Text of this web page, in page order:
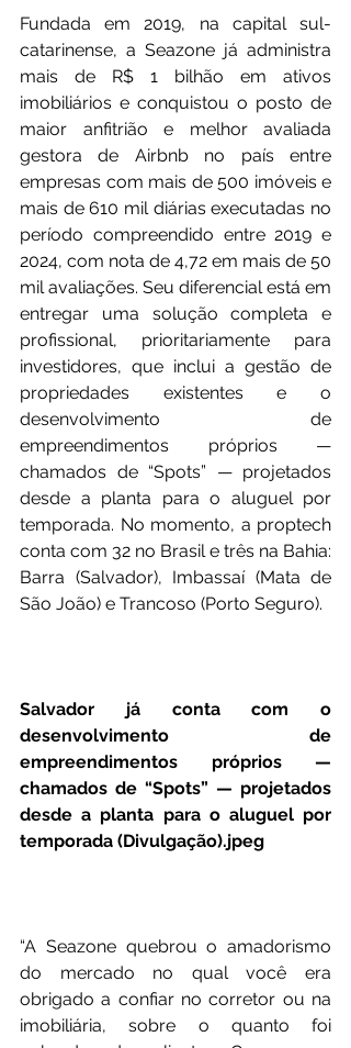
Fundada em 2019, na capital sul-
catarinense, a Seazone já administra
mais de R$ 1 bilhão em ativos
imobiliários e conquistou o posto de
maior anfitrião e melhor avaliada
gestora de Airbnb no país entre
empresas com mais de 500 imóveis e
mais de 610 mil diárias executadas no
período compreendido entre 2019 e
2024, com nota de 4,72 em mais de 50
mil avaliações. Seu diferencial está em
entregar uma solução completa e
profissional, prioritariamente para
investidores, que inclui a gestão de
propriedades existentes e o
desenvolvimento de
empreendimentos próprios —
chamados de “Spots” — projetados
desde a planta para o aluguel por
temporada. No momento, a proptech
conta com 32 no Brasil e três na Bahia:
Barra (Salvador), Imbassaí (Mata de
São João) e Trancoso (Porto Seguro).
Salvador já conta com o
desenvolvimento de
empreendimentos próprios —
chamados de “Spots” — projetados
desde a planta para o aluguel por
temporada (Divulgação).jpeg
“A Seazone quebrou o amadorismo
do mercado no qual você era
obrigado a confiar no corretor ou na
imobiliária, sobre o quanto foi